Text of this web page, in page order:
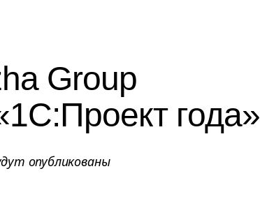
Group
года»
опубликованы